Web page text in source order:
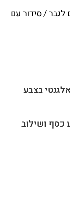
לגבר/ סידור עם
בצבע
כסף ושילוב